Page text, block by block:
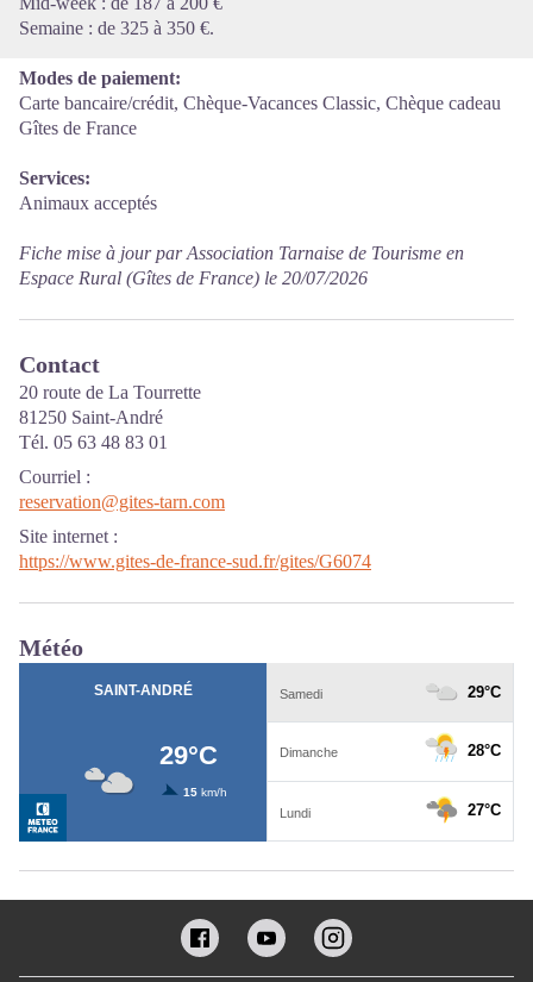
Semaine : de 325 à 350 €.
Modes de paiement:
Carte bancaire/crédit, Chèque-Vacances Classic, Chèque cadeau
Gîtes de France
Services:
Animaux acceptés
Fiche mise à jour par Association Tarnaise de Tourisme en
Espace Rural (Gîtes de France) le 20/07/2026
Contact
20 route de La Tourrette
81250 Saint-André
Tél. 05 63 48 83 01
Courriel :
reservation@gites-tarn.com
Site internet :
https://www.gites-de-france-sud.fr/gites/G6074
Météo